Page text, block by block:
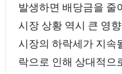
발생하면 배당금을 줄
시장 상황 역시 큰 영
시장의 하락세가 지속
락으로 인해 상대적으